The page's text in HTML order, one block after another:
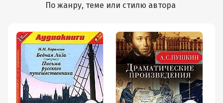
По жанру, теме или стилю автора